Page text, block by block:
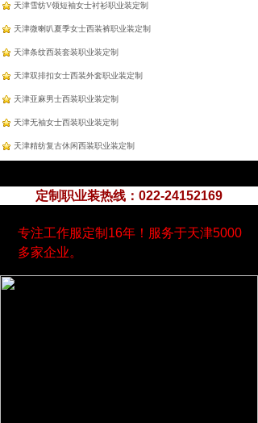
天津雪纺V领短袖女士衬衫职业装定制
天津微喇叭夏季女士西装裤职业装定制
天津条纹西装套装职业装定制
天津双排扣女士西装外套职业装定制
天津亚麻男士西装职业装定制
天津无袖女士西装职业装定制
天津精纺复古休闲西装职业装定制
定制职业装热线：022-24152169
专注工作服定制16年！服务于天津5000
多家企业。